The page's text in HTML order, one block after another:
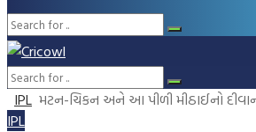
IPL મટન-ચિકન અને આ પીળી મીઠાઈનો
IPL